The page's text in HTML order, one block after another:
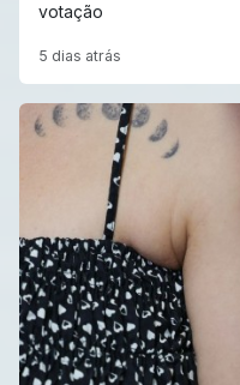
votação
5 dias atrás